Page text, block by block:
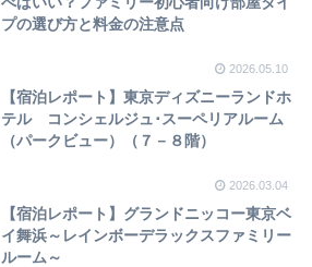
プの選び方と料金の注意点
2026.05.10
【宿泊レポート】東京ディズニーランドホ
テル コンシェルジュ･スーペリアルーム
（パークビュー）（７－８階）
2026.03.04
【宿泊レポート】グランドニッコー東京ベ
イ舞浜～レインボーデラックスファミリー
ルーム～